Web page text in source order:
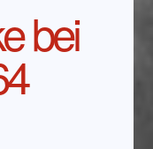
bei